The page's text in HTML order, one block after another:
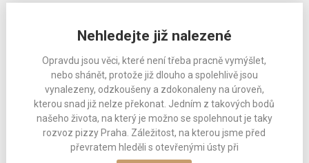
Nehledejte již nalezené
Opravdu jsou věci, které není třeba pracně vymýšlet,
nebo shánět, protože již dlouho a spolehlivě jsou
vynalezeny, odzkoušeny a zdokonaleny na úroveň,
kterou snad již nelze překonat. Jedním z takových bodů
našeho života, na který je možno se spolehnout je taky
rozvoz pizzy Praha. Záležitost, na kterou jsme před
převratem hleděli s otevřenými ústy při